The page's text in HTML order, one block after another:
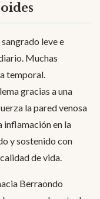
leve e
Muchas
temporal.
gracias a una
la pared venosa
inflamación en la
y sostenido con
de vida.
Berraondo